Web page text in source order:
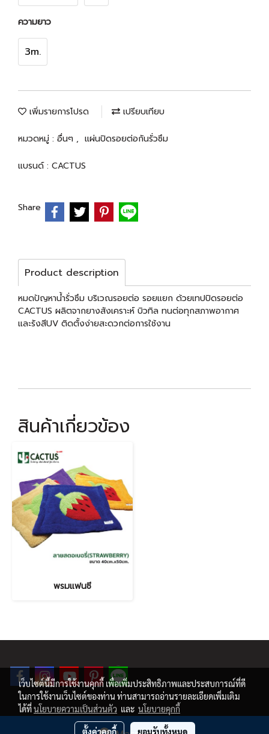
ความยาว
3m.
เพิ่มรายการโปรด เปรียบเทียบ
หมวดหมู่ : อื่นๆ , แผ่นปิดรอยต่อกันรั่วซึม
แบรนด์ : CACTUS
Share
Product description
หมดปัญหาน้ำรั่วซึม บริเวณรอยต่อ รอยแยก ด้วยเทปปิดรอยต่อ
CACTUS ผลิตจากยางสังเคราะห์ บิวทิล ทนต่อทุกสภาพอากาศ
และรังสีUV ติดตั้งง่ายสะดวกต่อการใช้งาน
สินค้าเกี่ยวข้อง
พรมแฟนซี
© COPYRIGHT 2019 ALL RIGHT RESERVED.
เว็บไซต์นี้มีการใช้งานคุกกี้ เพื่อเพิ่มประสิทธิภาพและประสบการณ์ที่ดี
ในการใช้งานเว็บไซต์ของท่าน ท่านสามารถอ่านรายละเอียดเพิ่มเติม
ได้ที่นโยบายความเป็นส่วนตัว และ นโยบายคุกกี้
ตั้งค่าคุกกี้ ยอมรับทั้งหมด